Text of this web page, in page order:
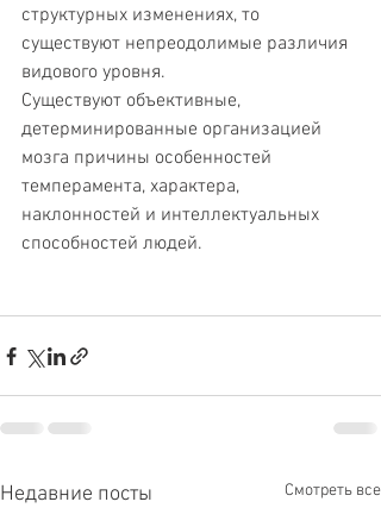
структурных изменениях, то
существуют непреодолимые различия
видового уровня.
Существуют объективные,
детерминированные организацией
мозга причины особенностей
темперамента, характера,
наклонностей и интеллектуальных
способностей людей.
Недавние посты Смотреть все